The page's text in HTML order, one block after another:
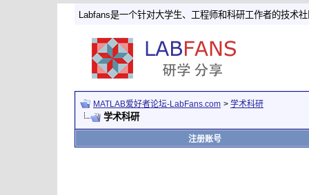
Labfans是一个针对大学生、工程师和科研工作者的技术社
MATLAB爱好者论坛-LabFans.com > 学术科研
学术科研
注册账号